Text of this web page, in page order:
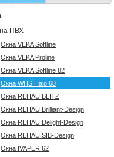
ПВХ
Окна VEKA Softline
Окна VEKA Proline
Окна VEKA Softline 82
Окна WHS Halo 60
Окна REHAU BLITZ
Окна REHAU Brilliant-Design
Окна REHAU Delight-Design
Окна REHAU SIB-Design
Окна IVAPER 62